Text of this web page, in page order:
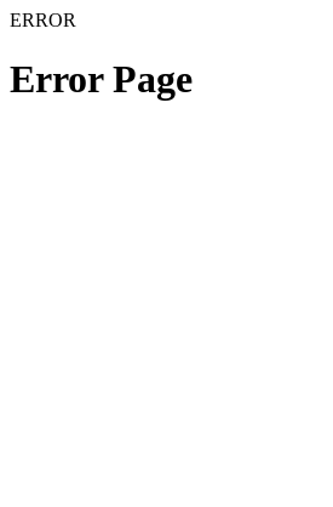
ERROR
Error Page